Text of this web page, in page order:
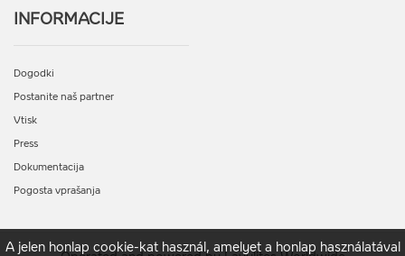
INFORMACIJE
Dogodki
Postanite naš partner
Vtisk
Press
Dokumentacija
Pogosta vprašanja
A jelen honlap cookie-kat használ, amelyet a honlap használatával